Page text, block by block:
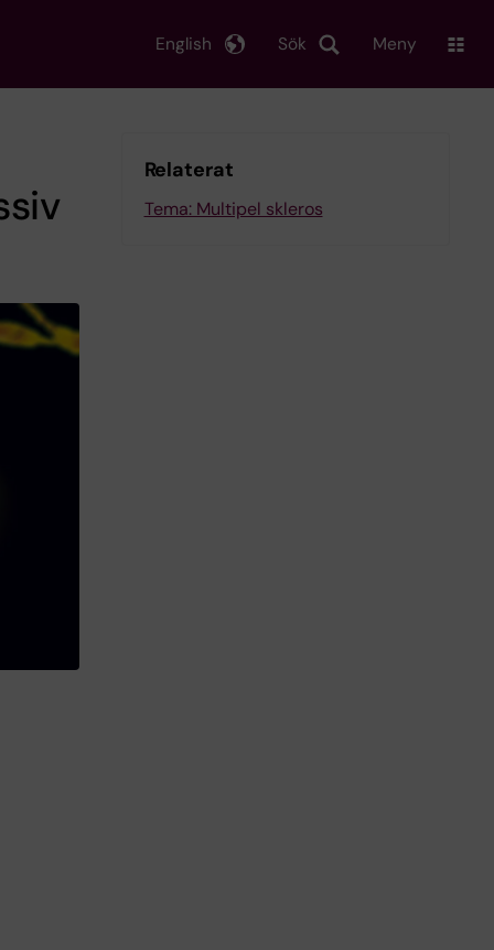
Sök
English Meny
Relaterat
Tema: Multipel skleros